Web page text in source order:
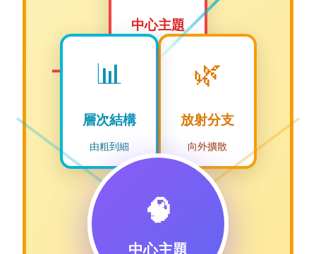
🧠
中心主題
中心主題
圖像+文字
🌿
放射分支
向外擴散
📊
層次結構
由粗到細